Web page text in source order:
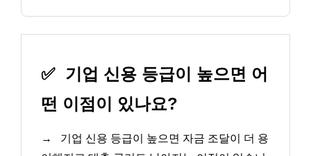
✅ 기업 신용 등급이 높으면 어
떤 이점이 있나요?
→
기업 신용 등급이 높으면 자금 조달이 더 용